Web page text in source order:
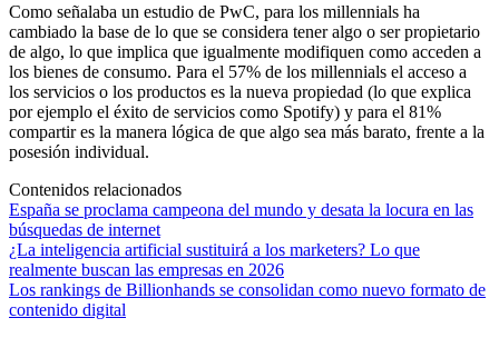
Como señalaba un estudio de PwC, para los millennials ha
cambiado la base de lo que se considera tener algo o ser propietario
de algo, lo que implica que igualmente modifiquen como acceden a
los bienes de consumo. Para el 57% de los millennials el acceso a
los servicios o los productos es la nueva propiedad (lo que explica
por ejemplo el éxito de servicios como Spotify) y para el 81%
compartir es la manera lógica de que algo sea más barato, frente a la
posesión individual.
Contenidos relacionados
España se proclama campeona del mundo y desata la locura en las
búsquedas de internet
¿La inteligencia artificial sustituirá a los marketers? Lo que
realmente buscan las empresas en 2026
Los rankings de Billionhands se consolidan como nuevo formato de
contenido digital